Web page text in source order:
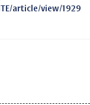
article/view/1929